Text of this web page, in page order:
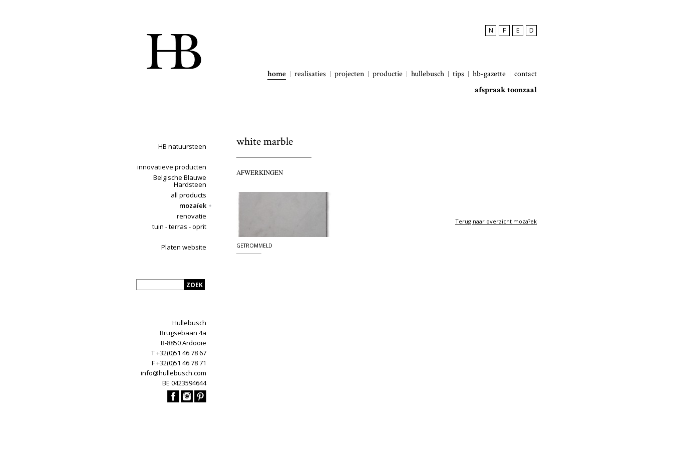
N F E D
home realisaties projecten productie hullebusch tips hb-gazette
contact
afspraak toonzaal
HB natuursteen
innovatieve producten
Belgische Blauwe
Hardsteen
all products
mozaïek
renovatie
tuin - terras - oprit
Platen website
Hullebusch
Brugsebaan 4a
B-8850 Ardooie
T +32(0)51 46 78 67
F +32(0)51 46 78 71
info@hullebusch.com
BE 0423594644
white marble
AFWERKINGEN
GETROMMELD
Terug naar overzicht moza?ek